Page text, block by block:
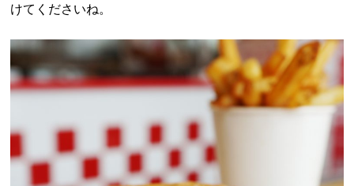
けてくださいね。